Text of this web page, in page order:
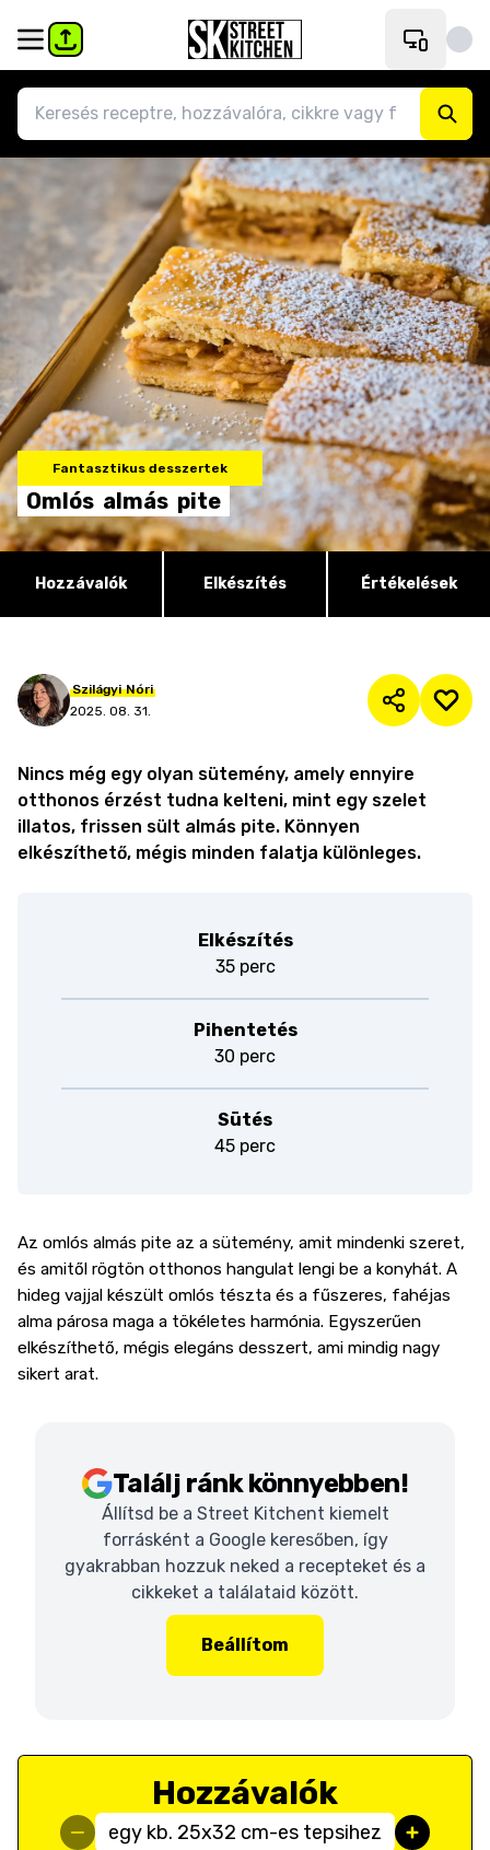
Fantasztikus desszertek
Omlós almás pite
Hozzávalók Elkészítés Értékelések
Szilágyi Nóri
2025. 08. 31.
Nincs még egy olyan sütemény, amely ennyire
otthonos érzést tudna kelteni, mint egy szelet
illatos, frissen sült almás pite. Könnyen
elkészíthető, mégis minden falatja különleges.
Elkészítés
35 perc
Pihentetés
30 perc
Sütés
45 perc
Az omlós almás pite az a sütemény, amit mindenki szeret,
és amitől rögtön otthonos hangulat lengi be a konyhát. A
hideg vajjal készült omlós tészta és a fűszeres, fahéjas
alma párosa maga a tökéletes harmónia. Egyszerűen
elkészíthető, mégis elegáns desszert, ami mindig nagy
sikert arat.
Találj ránk könnyebben!
Állítsd be a Street Kitchent kiemelt
forrásként a Google keresőben, így
gyakrabban hozzuk neked a recepteket és a
cikkeket a találataid között.
Beállítom
Hozzávalók
egy kb. 25x32 cm-es tepsihez